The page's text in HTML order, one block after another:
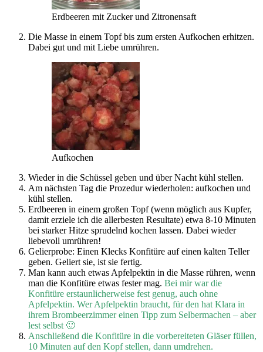
Erdbeeren mit Zucker und Zitronensaft
Die Masse in einem Topf bis zum ersten Aufkochen erhitzen.
Dabei gut und mit Liebe umrühren.
Aufkochen
Wieder in die Schüssel geben und über Nacht kühl stellen.
Am nächsten Tag die Prozedur wiederholen: aufkochen und
kühl stellen.
Erdbeeren in einem großen Topf (wenn möglich aus Kupfer,
damit erziele ich die allerbesten Resultate) etwa 8-10 Minuten
bei starker Hitze sprudelnd kochen lassen. Dabei wieder
liebevoll umrühren!
Gelierprobe: Einen Klecks Konfitüre auf einen kalten Teller
geben. Geliert sie, ist sie fertig.
Man kann auch etwas Apfelpektin in die Masse rühren, wenn
man die Konfitüre etwas fester mag. Bei mir war die
Konfitüre erstaunlicherweise fest genug, auch ohne
Apfelpektin. Wer Apfelpektin braucht, für den hat Klara in
ihrem Brombeerzimmer einen Tipp zum Selbermachen – aber
lest selbst 🙂
Anschließend die Konfitüre in die vorbereiteten Gläser füllen,
10 Minuten auf den Kopf stellen, dann umdrehen.